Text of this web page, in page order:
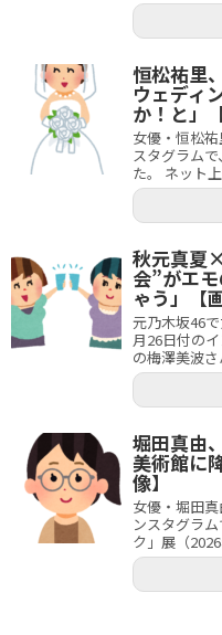
恒松祐里
ウェディ
か！と」
女優・恒松
スタグラム
た。 ネット
秋元真夏
会”がエ
ゃう」【
元乃木坂46
月26日付の
の梅澤美波
堀田真由
美術館に
像】
女優・堀田
ンスタグラ
ク」展（